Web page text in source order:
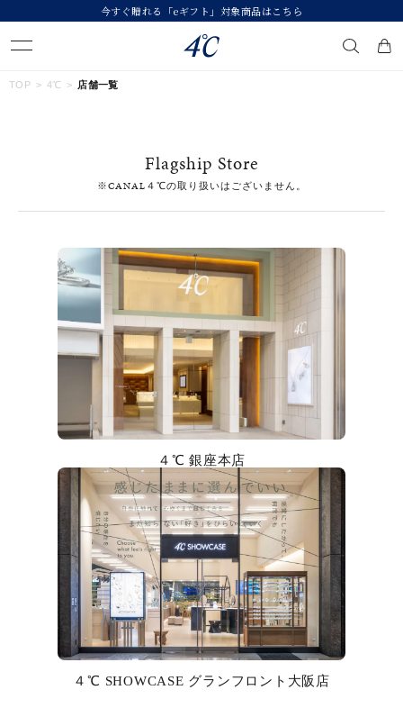
今すぐ贈れる「eギフト」対象商品はこちら
#ペア #ダイヤモンド ネックレス
#くまのプーさん
カテゴリー すべてのジュエリー
ファッションテイスト
着用シーン
TOP 4℃ 店舗一覧
Flagship Store
※CANAL４℃の取り扱いはございません。
４℃ 銀座本店
４℃ SHOWCASE グランフロント大阪店